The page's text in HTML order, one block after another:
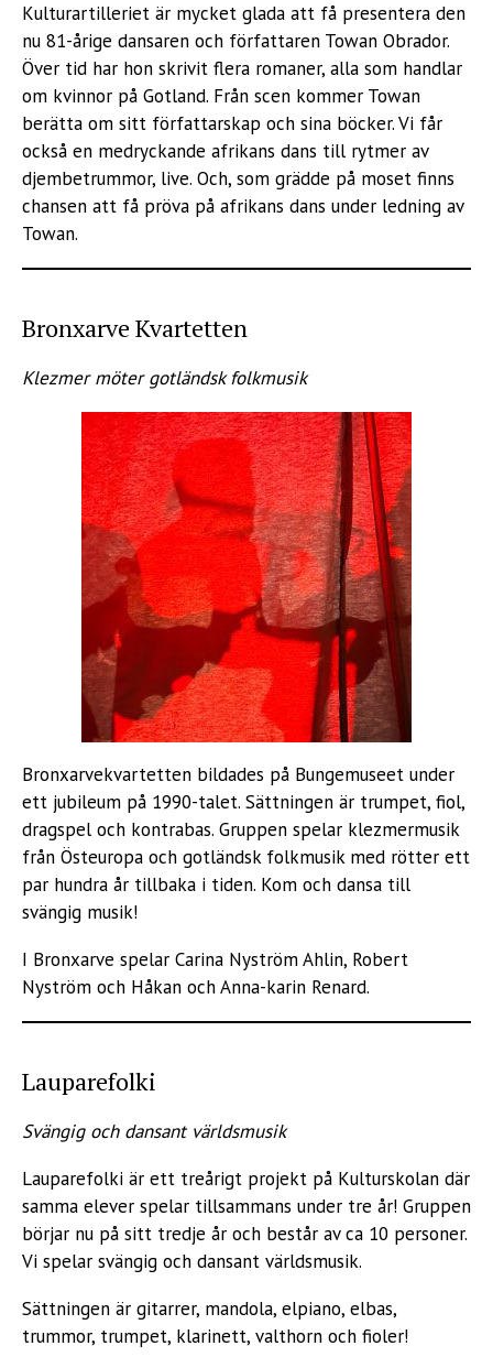
Kulturartilleriet är mycket glada att få presentera den
nu 81-årige dansaren och författaren Towan Obrador.
Över tid har hon skrivit flera romaner, alla som handlar
om kvinnor på Gotland. Från scen kommer Towan
berätta om sitt författarskap och sina böcker. Vi får
också en medryckande afrikans dans till rytmer av
djembetrummor, live. Och, som grädde på moset finns
chansen att få pröva på afrikans dans under ledning av
Towan.
Bronxarve Kvartetten
Klezmer möter gotländsk folkmusik
Bronxarvekvartetten bildades på Bungemuseet under
ett jubileum på 1990-talet. Sättningen är trumpet, fiol,
dragspel och kontrabas. Gruppen spelar klezmermusik
från Östeuropa och gotländsk folkmusik med rötter ett
par hundra år tillbaka i tiden. Kom och dansa till
svängig musik!
I Bronxarve spelar Carina Nyström Ahlin, Robert
Nyström och Håkan och Anna-karin Renard.
Lauparefolki
Svängig och dansant världsmusik
Lauparefolki är ett treårigt projekt på Kulturskolan där
samma elever spelar tillsammans under tre år! Gruppen
börjar nu på sitt tredje år och består av ca 10 personer.
Vi spelar svängig och dansant världsmusik.
Sättningen är gitarrer, mandola, elpiano, elbas,
trummor, trumpet, klarinett, valthorn och fioler!